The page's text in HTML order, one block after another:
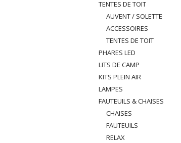
TENTES DE TOIT
AUVENT / SOLETTE
ACCESSOIRES
TENTES DE TOIT
PHARES LED
LITS DE CAMP
KITS PLEIN AIR
LAMPES
FAUTEUILS & CHAISES
CHAISES
FAUTEUILS
RELAX